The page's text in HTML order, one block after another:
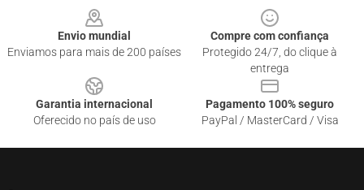
Envio mundial
Enviamos para mais de 200 países
Compre com confiança
Protegido 24/7, do clique à
entrega
Garantia internacional
Oferecido no país de uso
Pagamento 100% seguro
PayPal / MasterCard / Visa